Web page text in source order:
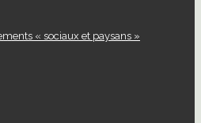
« sociaux et paysans »